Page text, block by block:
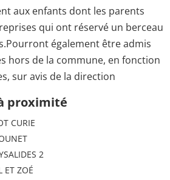
aux enfants dont les parents
qui ont réservé un berceau
également être admis
hors de la commune, en fonction
sur avis de la direction
proximité
CURIE
2
ET ZOÉ